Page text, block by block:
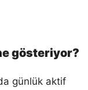
gösteriyor?
günlük aktif